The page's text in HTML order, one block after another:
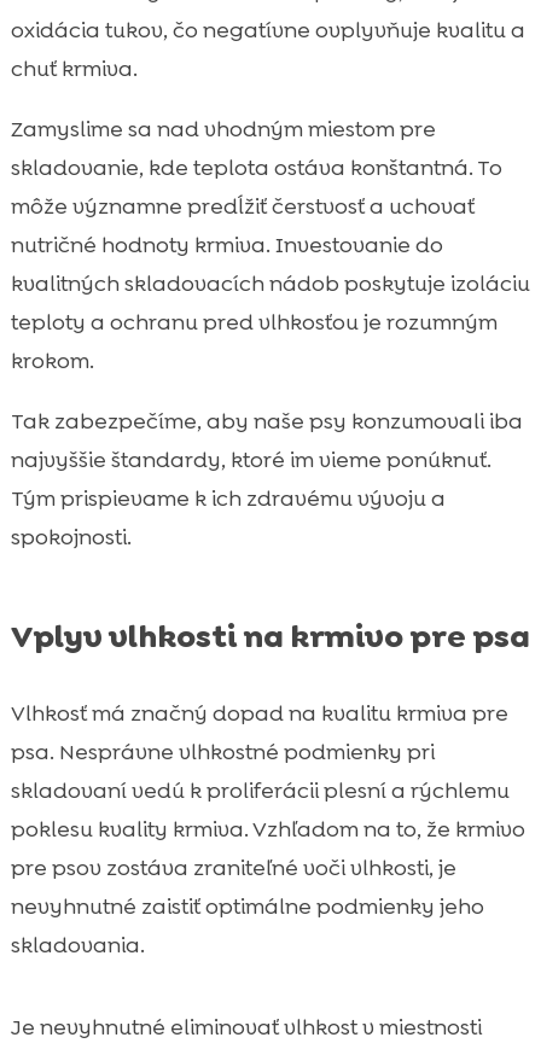
oxidácia tukov, čo negatívne ovplyvňuje kvalitu a
chuť krmiva.
Zamyslime sa nad vhodným miestom pre
skladovanie, kde teplota ostáva konštantná. To
môže významne predĺžiť čerstvosť a uchovať
nutričné hodnoty krmiva. Investovanie do
kvalitných skladovacích nádob poskytuje izoláciu
teploty a ochranu pred vlhkosťou je rozumným
krokom.
Tak zabezpečíme, aby naše psy konzumovali iba
najvyššie štandardy, ktoré im vieme ponúknuť.
Tým prispievame k ich zdravému vývoju a
spokojnosti.
Vplyv vlhkosti na krmivo pre psa
Vlhkosť má značný dopad na kvalitu krmiva pre
psa. Nesprávne vlhkostné podmienky pri
skladovaní vedú k proliferácii plesní a rýchlemu
poklesu kvality krmiva. Vzhľadom na to, že krmivo
pre psov zostáva zraniteľné voči vlhkosti, je
nevyhnutné zaistiť optimálne podmienky jeho
skladovania.
Je nevyhnutné eliminovať vlhkost v miestnosti